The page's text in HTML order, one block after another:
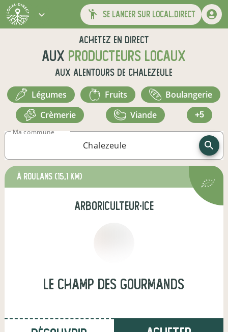
se lancer sur local.direct
Achetez en direct
aux producteurs locaux
aux alentours de Chalezeule
légumes fruits
boulangerie
crèmerie
viande +5
Ma commune
à Roulans (15,1 km)
arboriculteur·ice
Le Champ des Gourmands